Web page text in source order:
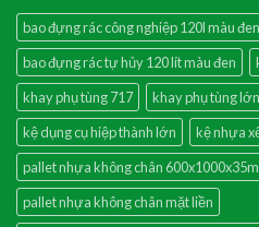
bao đựng rác công nghiệp 120l màu đen
bao đựng rác tự hủy 120 lít màu đen
khay phụ tùng 717
khay phụ tùng
kệ dụng cụ hiệp thành lớn
kệ nhựa
pallet nhựa không chân
pallet nhựa không chân mặt liền